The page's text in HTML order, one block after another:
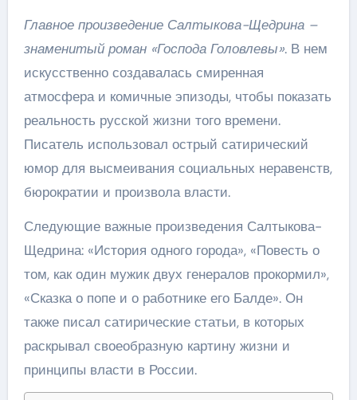
Главное произведение Салтыкова-Щедрина –
знаменитый роман «Господа Головлевы». В нем
искусственно создавалась смиренная
атмосфера и комичные эпизоды, чтобы показать
реальность русской жизни того времени.
Писатель использовал острый сатирический
юмор для высмеивания социальных неравенств,
бюрократии и произвола власти.
Следующие важные произведения Салтыкова-
Щедрина: «История одного города», «Повесть о
том, как один мужик двух генералов прокормил»,
«Сказка о попе и о работнике его Балде». Он
также писал сатирические статьи, в которых
раскрывал своеобразную картину жизни и
принципы власти в России.